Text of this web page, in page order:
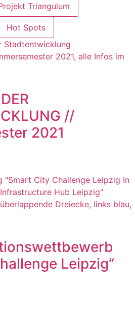
Triangulum
Hot Spots
//
2021
Leipzig“